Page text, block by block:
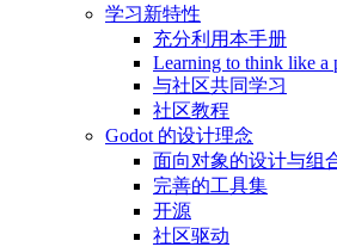
学习新特性
充分利用本手册
Learning to think like a
与社区共同学习
社区教程
Godot 的设计理念
面向对象的设计与组
完善的工具集
开源
社区驱动